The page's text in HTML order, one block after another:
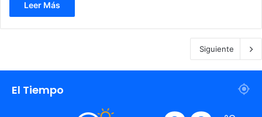
Leer Más
Siguiente
El Tiempo